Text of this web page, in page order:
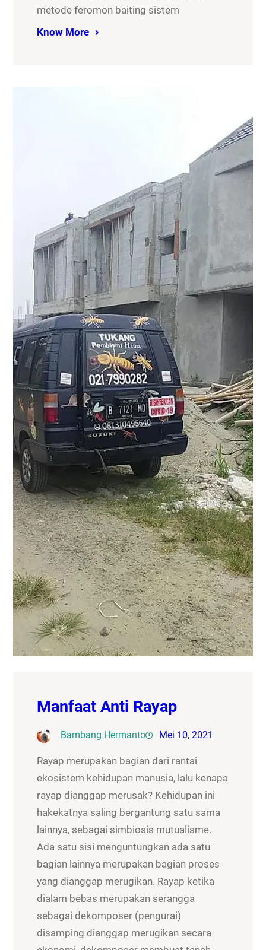
metode feromon baiting sistem
Know More
Manfaat Anti Rayap
Bambang Hermanto Mei 10, 2021
Rayap merupakan bagian dari rantai
ekosistem kehidupan manusia, lalu kenapa
rayap dianggap merusak? Kehidupan ini
hakekatnya saling bergantung satu sama
lainnya, sebagai simbiosis mutualisme.
Ada satu sisi menguntungkan ada satu
bagian lainnya merupakan bagian proses
yang dianggap merugikan. Rayap ketika
dialam bebas merupakan serangga
sebagai dekomposer (pengurai)
disamping dianggap merugikan secara